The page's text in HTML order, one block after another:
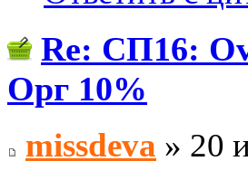
Re: СП16:
Орг 10%
missdeva » 20